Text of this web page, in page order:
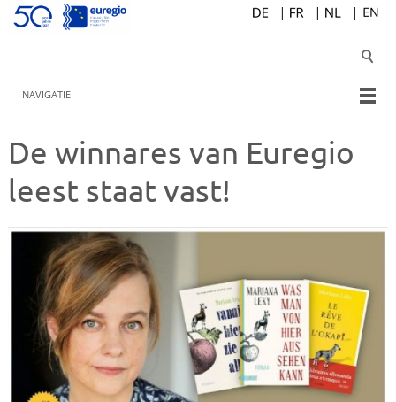
NAVIGATIE
De winnares van Euregio
leest staat vast!